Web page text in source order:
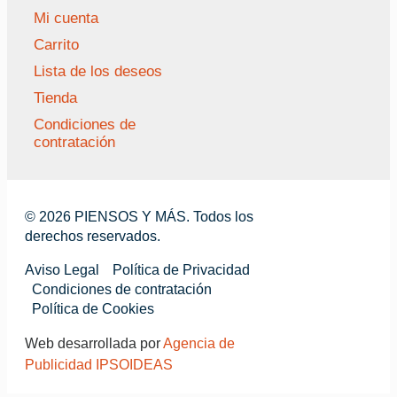
Mi cuenta
Carrito
Lista de los deseos
Tienda
Condiciones de
contratación
© 2026 PIENSOS Y MÁS. Todos los
derechos reservados.
Aviso Legal
Política de Privacidad
Condiciones de contratación
Política de Cookies
Web desarrollada porAgencia de
Publicidad IPSOIDEAS